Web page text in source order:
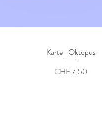
Karte- Oktopus
Preis
CHF 7.50